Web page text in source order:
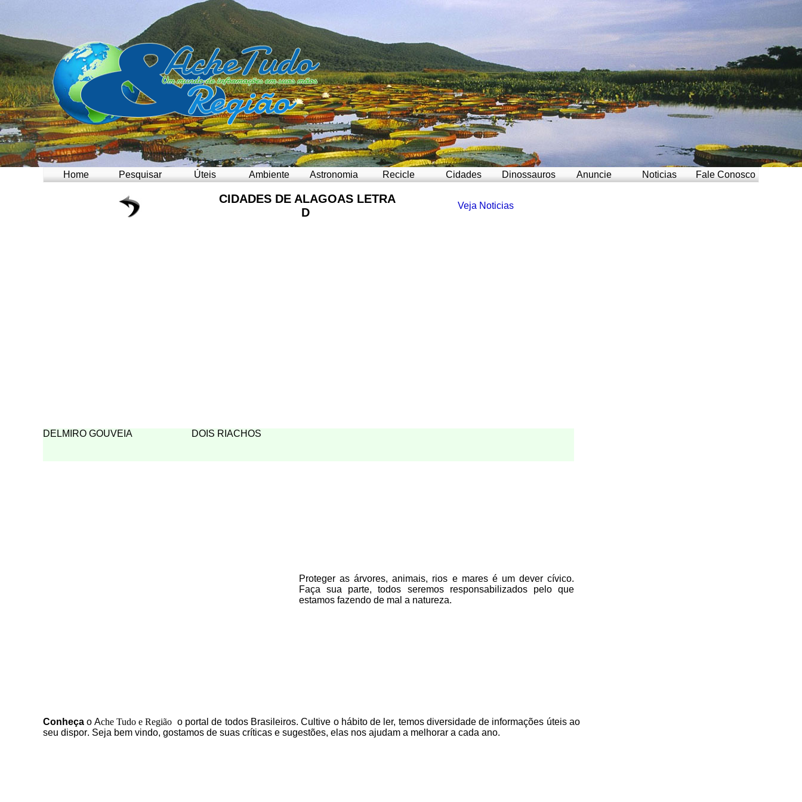
Home Pesquisar Úteis Ambiente Astronomia Recicle Cidades Dinossauros Anuncie Noticias Fale Conosco
CIDADES DE ALAGOAS LETRA
D
Veja Noticias
DELMIRO GOUVEIA DOIS RIACHOS
Proteger as árvores, animais, rios e mares é um dever cívico.
Faça sua parte, todos seremos responsabilizados pelo que
estamos fazendo de mal a natureza.
Conheça o Ache Tudo e Região o portalde todos Brasileiros. Cultive o hábito de ler, temos diversidade de informações úteisao
seu dispor. Seja bem vindo, gostamos de suas críticas e sugestões, elas nos ajudam a melhorar a cada ano.